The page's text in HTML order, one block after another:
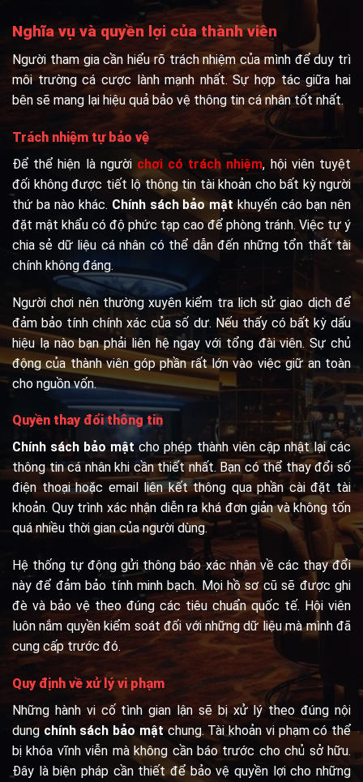
Nghĩa vụ và quyền lợi của thành viên
Người tham gia cần hiểu rõ trách nhiệm của mình để duy trì
môi trường cá cược lành mạnh nhất. Sự hợp tác giữa hai
bên sẽ mang lại hiệu quả bảo vệ thông tin cá nhân tốt nhất.
Trách nhiệm tự bảo vệ
Để thể hiện là người chơi có trách nhiệm, hội viên tuyệt
đối không được tiết lộ thông tin tài khoản cho bất kỳ người
thứ ba nào khác. Chính sách bảo mậtkhuyến cáo bạn nên
đặt mật khẩu có độ phức tạp cao để phòng tránh. Việc tự ý
chia sẻ dữ liệu cá nhân có thể dẫn đến những tổn thất tài
chính không đáng.
Người chơi nên thường xuyên kiểm tra lịch sử giao dịch để
đảm bảo tính chính xác của số dư. Nếu thấy có bất kỳ dấu
hiệu lạ nào bạn phải liên hệ ngay với tổng đài viên. Sự chủ
động của thành viên góp phần rất lớn vào việc giữ an toàn
cho nguồn vốn.
Quyền thay đổi thông tin
Chính sách bảo mật cho phép thành viên cập nhật lại các
thông tin cá nhân khi cần thiết nhất. Bạn có thể thay đổi số
điện thoại hoặc email liên kết thông qua phần cài đặt tài
khoản. Quy trình xác nhận diễn ra khá đơn giản và không tốn
quá nhiều thời gian của người dùng.
Hệ thống tự động gửi thông báo xác nhận về các thay đổi
này để đảm bảo tính minh bạch. Mọi hồ sơ cũ sẽ được ghi
đè và bảo vệ theo đúng các tiêu chuẩn quốc tế. Hội viên
luôn nắm quyền kiểm soát đối với những dữ liệu mà mình đã
cung cấp trước đó.
Quy định về xử lý vi phạm
Những hành vi cố tình gian lận sẽ bị xử lý theo đúng nội
dung chính sách bảo mậtchung. Tài khoản vi phạm có thể
bị khóa vĩnh viễn mà không cần báo trước cho chủ sở hữu.
Đây là biện pháp cần thiết để bảo vệ quyền lợi cho những